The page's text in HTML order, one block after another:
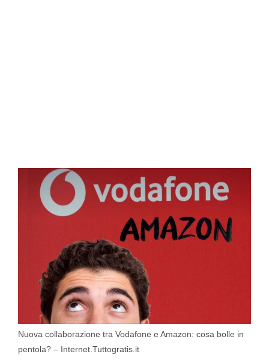
Nuova collaborazione tra Vodafone e Amazon: cosa bolle in
pentola? – Internet.Tuttogratis.it